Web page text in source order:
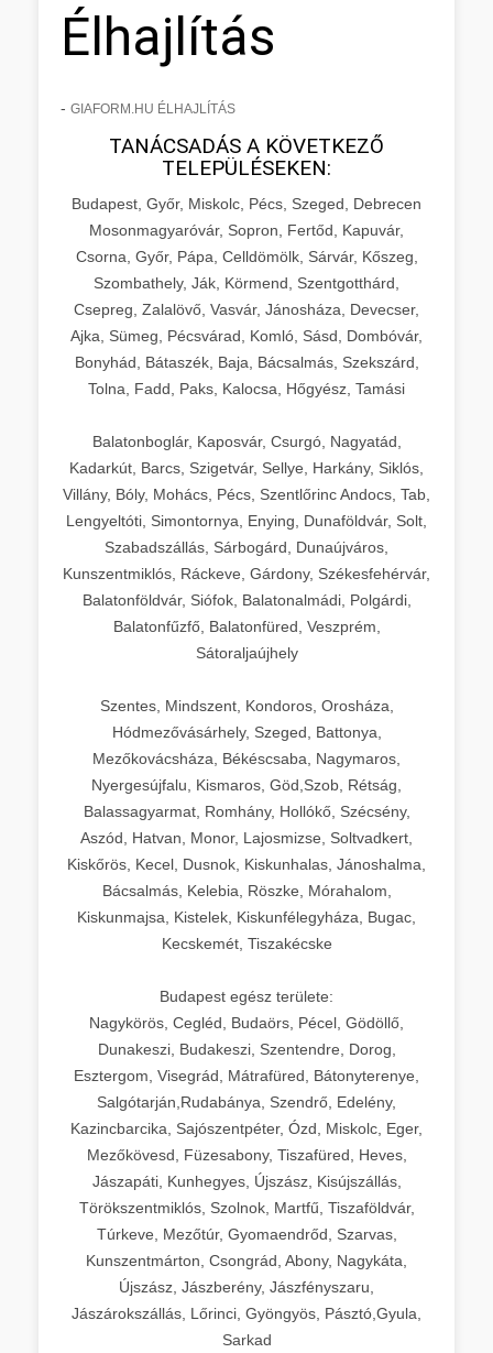
Élhajlítás
- GIAFORM.HU ÉLHAJLÍTÁS
TANÁCSADÁS A KÖVETKEZŐ
TELEPÜLÉSEKEN:
Budapest, Győr, Miskolc, Pécs, Szeged, Debrecen
Mosonmagyaróvár, Sopron, Fertőd, Kapuvár,
Csorna, Győr, Pápa, Celldömölk, Sárvár, Kőszeg,
Szombathely, Ják, Körmend, Szentgotthárd,
Csepreg, Zalalövő, Vasvár, Jánosháza, Devecser,
Ajka, Sümeg, Pécsvárad, Komló, Sásd, Dombóvár,
Bonyhád, Bátaszék, Baja, Bácsalmás, Szekszárd,
Tolna, Fadd, Paks, Kalocsa, Hőgyész, Tamási
Balatonboglár, Kaposvár, Csurgó, Nagyatád,
Kadarkút, Barcs, Szigetvár, Sellye, Harkány, Siklós,
Villány, Bóly, Mohács, Pécs, Szentlőrinc Andocs, Tab,
Lengyeltóti, Simontornya, Enying, Dunaföldvár, Solt,
Szabadszállás, Sárbogárd, Dunaújváros,
Kunszentmiklós, Ráckeve, Gárdony, Székesfehérvár,
Balatonföldvár, Siófok, Balatonalmádi, Polgárdi,
Balatonfűzfő, Balatonfüred, Veszprém,
Sátoraljaújhely
Szentes, Mindszent, Kondoros, Orosháza,
Hódmezővásárhely, Szeged, Battonya,
Mezőkovácsháza, Békéscsaba, Nagymaros,
Nyergesújfalu, Kismaros, Göd,Szob, Rétság,
Balassagyarmat, Romhány, Hollókő, Szécsény,
Aszód, Hatvan, Monor, Lajosmizse, Soltvadkert,
Kiskőrös, Kecel, Dusnok, Kiskunhalas, Jánoshalma,
Bácsalmás, Kelebia, Röszke, Mórahalom,
Kiskunmajsa, Kistelek, Kiskunfélegyháza, Bugac,
Kecskemét, Tiszakécske
Budapest egész területe:
Nagykörös, Cegléd, Budaörs, Pécel, Gödöllő,
Dunakeszi, Budakeszi, Szentendre, Dorog,
Esztergom, Visegrád, Mátrafüred, Bátonyterenye,
Salgótarján,Rudabánya, Szendrő, Edelény,
Kazincbarcika, Sajószentpéter, Ózd, Miskolc, Eger,
Mezőkövesd, Füzesabony, Tiszafüred, Heves,
Jászapáti, Kunhegyes, Újszász, Kisújszállás,
Törökszentmiklós, Szolnok, Martfű, Tiszaföldvár,
Túrkeve, Mezőtúr, Gyomaendrőd, Szarvas,
Kunszentmárton, Csongrád, Abony, Nagykáta,
Újszász, Jászberény, Jászfényszaru,
Jászárokszállás, Lőrinci, Gyöngyös, Pásztó,Gyula,
Sarkad